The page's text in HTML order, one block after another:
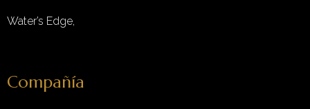
Water’s Edge,
Compañía